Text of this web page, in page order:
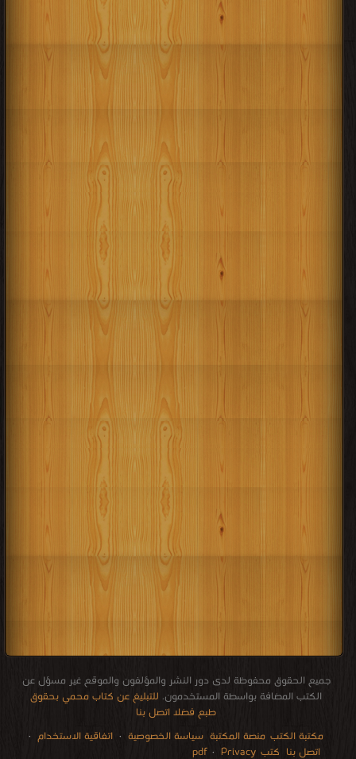
جميع الحقوق محفوظة لدى دور النشر والمؤلفون والموقع غير مسؤل عن
الكتب المضافة بواسطة المستخدمون. للتبليغ عن كتاب محمي بحقوق
طبع فضلا اتصل بنا
مكتبة الكتب منصة المكتبة سياسة الخصوصية · اتفاقية الاستخدام ·
اتصل بنا كتب pdf · Privacy